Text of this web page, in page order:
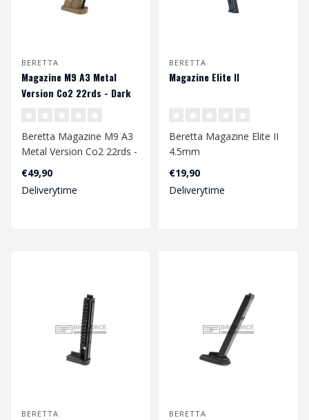
BERETTA
Magazine M9 A3 Metal
Version Co2 22rds - Dark
Beretta Magazine M9 A3
Metal Version Co2 22rds -
Dark Earth
€49,90
Deliverytime
BERETTA
Magazine Elite II
Beretta Magazine Elite II
4.5mm
€19,90
Deliverytime
BERETTA BERETTA